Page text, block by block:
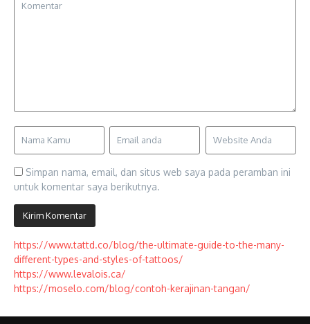
Simpan nama, email, dan situs web saya pada peramban ini
untuk komentar saya berikutnya.
https://www.tattd.co/blog/the-ultimate-guide-to-the-many-
different-types-and-styles-of-tattoos/
https://www.levalois.ca/
https://moselo.com/blog/contoh-kerajinan-tangan/